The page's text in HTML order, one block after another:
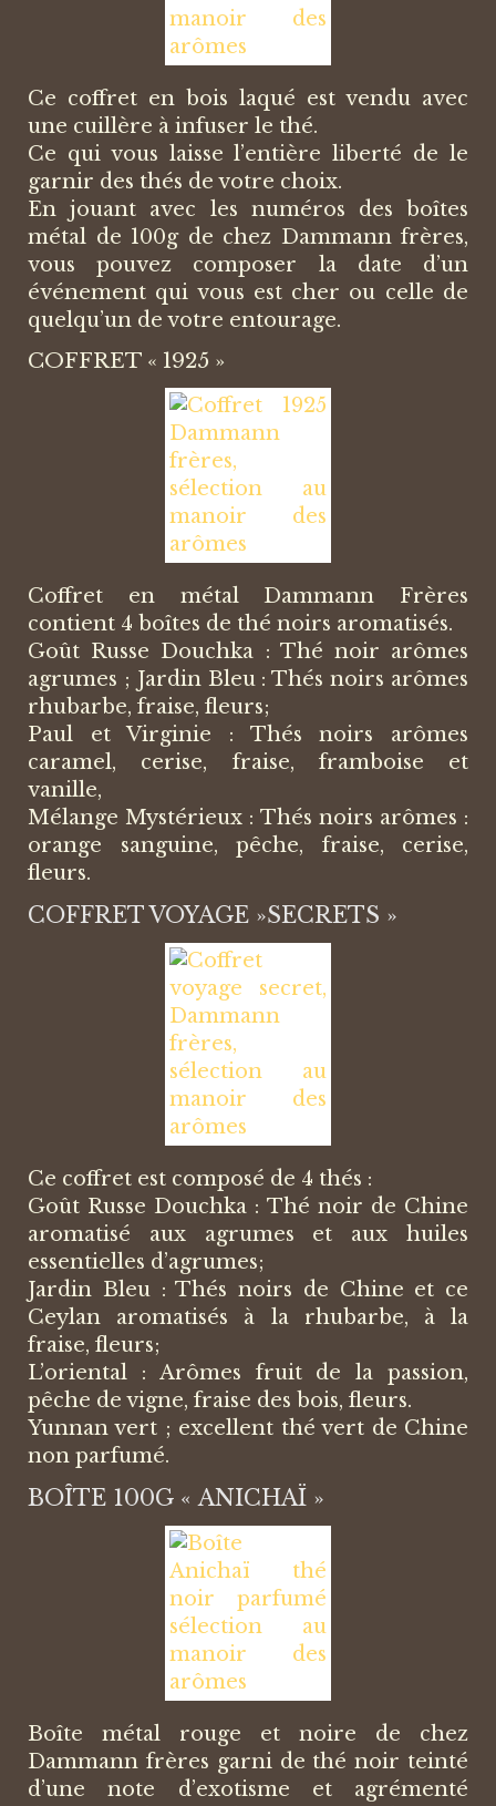
Ce coffret en bois laqué est vendu avec
une cuillère à infuser le thé.
Ce qui vous laisse l’entière liberté de le
garnir des thés de votre choix.
En jouant avec les numéros des boîtes
métal de 100g de chez Dammann frères,
vous pouvez composer la date d’un
événement qui vous est cher ou celle de
quelqu’un de votre entourage.
COFFRET « 1925 »
Coffret en métal Dammann Frères
contient 4 boîtes de thé noirs aromatisés.
Goût Russe Douchka : Thé noir arômes
agrumes ; Jardin Bleu : Thés noirs arômes
rhubarbe, fraise, fleurs;
Paul et Virginie : Thés noirs arômes
caramel, cerise, fraise, framboise et
vanille,
Mélange Mystérieux : Thés noirs arômes :
orange sanguine, pêche, fraise, cerise,
fleurs.
COFFRET VOYAGE »SECRETS »
Ce coffret est composé de 4 thés :
Goût Russe Douchka : Thé noir de Chine
aromatisé aux agrumes et aux huiles
essentielles d’agrumes;
Jardin Bleu : Thés noirs de Chine et ce
Ceylan aromatisés à la rhubarbe, à la
fraise, fleurs;
L’oriental : Arômes fruit de la passion,
pêche de vigne, fraise des bois, fleurs.
Yunnan vert ; excellent thé vert de Chine
non parfumé.
BOÎTE 100G « ANICHAÏ »
Boîte métal rouge et noire de chez
Dammann frères garni de thé noir teinté
d’une note d’exotisme et agrémenté